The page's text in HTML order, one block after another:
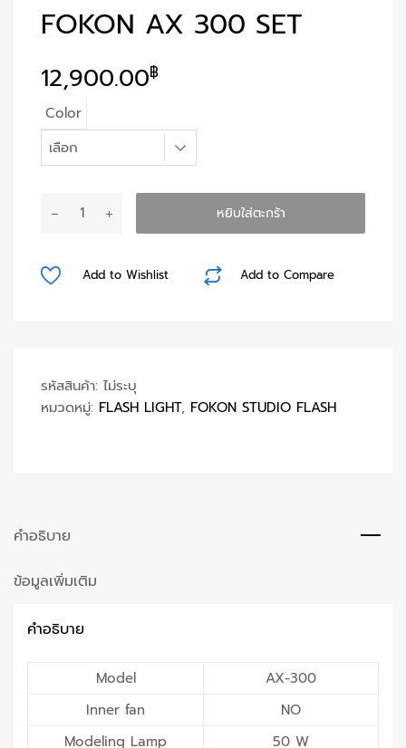
FOKON AX 300 SET
12,900.00฿
Color
จำนวน
300
หยิบใส่ตะกร้า
Add to Compare
Add to Wishlist
รหัสสินค้า: ไม่ระบุ
หมวดหมู่: FLASH LIGHT, FOKON STUDIO FLASH
คำอธิบาย
ข้อมูลเพิ่มเติม
คำอธิบาย
Model
AX-300
Inner fan
NO
Modeling Lamp
50 W